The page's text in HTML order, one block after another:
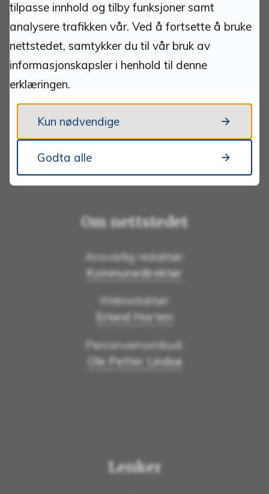
Kontakt
Tlf:
Sentralbordet er betjent fra 09.00 - 15.00
Vakttelefon komm.teknikk:62 48 80 05
Om nettstedet
Ansvarlig redaktør:
Kommunedirektør
Webredaktør:
Erland Horten
Personvernombud:
Ole Petter Lindsø
Lenker
tilpasse innhold og tilby funksjoner samt
analysere trafikken vår. Ved å fortsette å bruke
nettstedet, samtykker du til vår bruk av
informasjonskapsler i henhold til denne
erklæringen.
Kun nødvendige
Godta alle